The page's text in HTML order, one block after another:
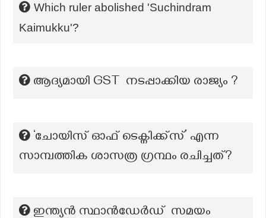
Which ruler abolished 'Suchindram
Kaimukku'?
ആദ്യമായി GST നടപ്പാക്കിയ രാജ്യം ?
‘ചോയിസ് ഓഫ് ടെക്നിക്ക്സ്’ എന്ന
സാമ്പത്തിക ശാസത്ര ഗ്രന്ഥം രചിച്ചത്?
ഇന്ത്യൻ സ്ഥാൻഡേർഡ് സമയം